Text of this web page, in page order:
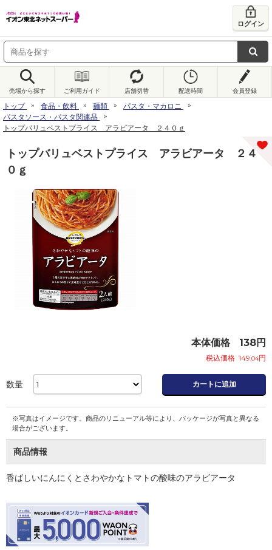
ログイン
売場から探す ご利用ガイド 店舗切替 配送時間 会員登録
トップ 食品・飲料 麺類
パスタ・マカロニ
パスタソース・パスタ関連品
トップバリュベストプライス アラビアータ ２４０ｇ
トップバリュベストプライス アラビアータ ２４
０ｇ
本体価格 138円
税込価格 149.04円
数量 カートに追加
※写真はイメージです。商品のリニューアル等により、パッケージが写真と異なる
場合がございます。
商品情報
香ばしいにんにくとさわやかなトマトの酸味のアラビアータ